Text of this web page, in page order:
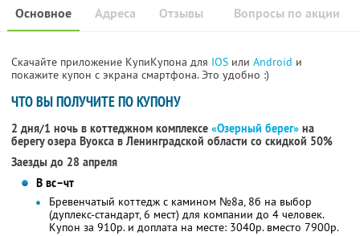
Основное Отзывы Вопросы по акции
Адреса
Скачайте приложение КупиКупона для IOS или Android и
покажите купон с экрана смартфона. Это удобно :)
ЧТО ВЫ ПОЛУЧИТЕ ПО КУПОНУ
2 дня/1 ночь в коттеджном комплексе «Озерный берег» на
берегу озера Вуокса в Ленинградской области со скидкой 50%
Заезды до 28 апреля
В вс–чт
Бревенчатый коттедж с камином №8а, 8б на выбор
(дуплекс-стандарт, 6 мест) для компании до 4 человек.
Купон за 910р. и доплата на месте: 3040р. вместо 7900р.